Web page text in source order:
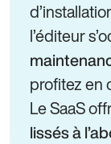
l’éditeur
profitez en
Le SaaS
lissés à